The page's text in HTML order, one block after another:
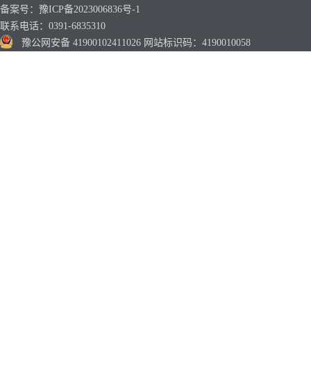
备案号：豫ICP备2023006836号-1
联系电话：0391-6835310
豫公网安备 41900102411026 网站标识码：4190010058